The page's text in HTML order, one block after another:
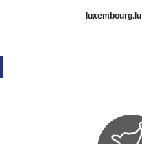
luxembourg.lu